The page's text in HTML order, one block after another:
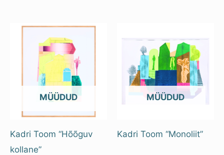
OUT OF STOCK
Kadri Toom “Hõõguv
kollane”
OUT OF STOCK
Kadri Toom “Monoliit”